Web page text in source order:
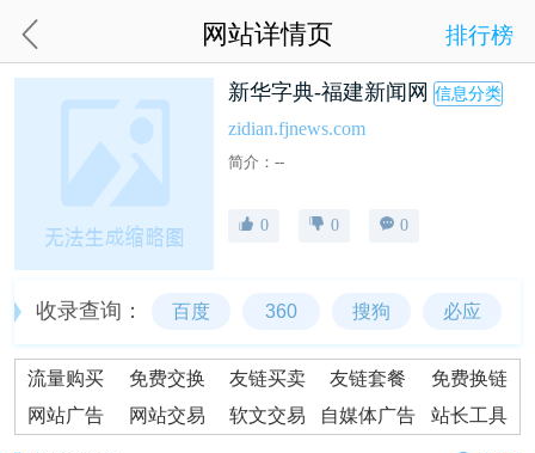
网站详情页 排行榜
新华字典-福建新闻网 信息分类
zidian.fjnews.com
简介：--
0 0 0
收录查询： 百度 360 搜狗 必应
流量购买 免费交换 友链买卖 友链套餐
免费换链
网站广告
网站交易 软文交易 自媒体广告 站长工具